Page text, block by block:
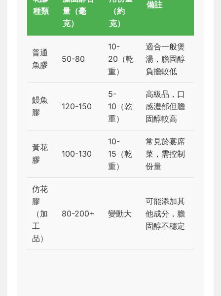
種類
量（毫
克）
（約
克）
備註
普通
魚膠
50-80
10-
20（乾
重）
適合一般煲
湯，膽固醇
負擔較低
鰻魚
膠
120-150
5-
10（乾
重）
高級品，口
感濃郁但膽
固醇較高
黃花
膠
100-130
10-
15（乾
重）
常見於宴席
菜，需控制
份量
仿花
膠
（加
工
品）
80-200+ 變動大
可能添加其
他成分，膽
固醇不穩定